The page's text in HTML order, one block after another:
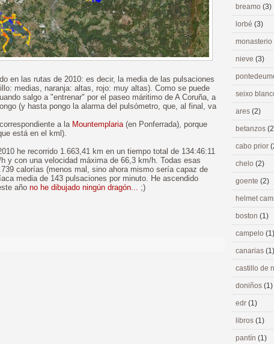
en las rutas de 2010: es decir, la media de las pulsaciones
medias, naranja: altas, rojo: muy altas). Como se puede
salgo a "entrenar" por el paseo máritimo de A Coruña, a
(y hasta pongo la alarma del pulsómetro, que, al final, va
a la Mountemplaria(en Ponferrada), porque
está en el kml).
he recorrido 1.663,41 km en un tiempo total de 134:46:11
y con una velocidad máxima de 66,3 km/h. Todas esas
calorías (menos mal, sino ahora mismo sería capaz de
media de 143 pulsaciones por minuto. He ascendido
año no he dibujado ningún dragón... ;)
breamo (3)
lorbé (3)
nieve (3)
seixo
ares (2)
betanzos
cabo prior
chelo (2)
goente (2)
helmet
boston (1)
campelo (1)
canarias (1)
castillo de
doniños (1)
edr (1)
libros (1)
pantín (1)